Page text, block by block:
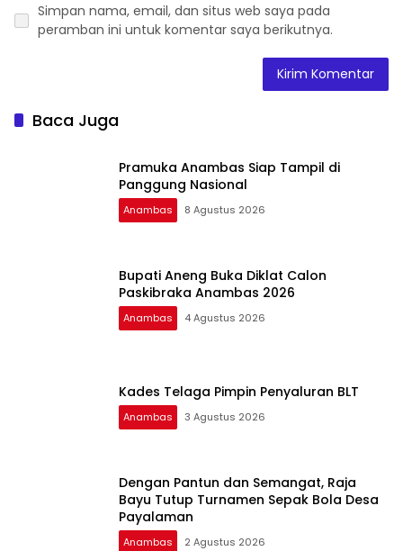
Simpan nama, email, dan situs web saya pada
peramban ini untuk komentar saya berikutnya.
Baca Juga
Pramuka Anambas Siap Tampil di
Panggung Nasional
Anambas 8 Agustus 2026
Bupati Aneng Buka Diklat Calon
Paskibraka Anambas 2026
Anambas 4 Agustus 2026
Kades Telaga Pimpin Penyaluran BLT
Anambas 3 Agustus 2026
Dengan Pantun dan Semangat, Raja
Bayu Tutup Turnamen Sepak Bola Desa
Payalaman
Anambas 2 Agustus 2026